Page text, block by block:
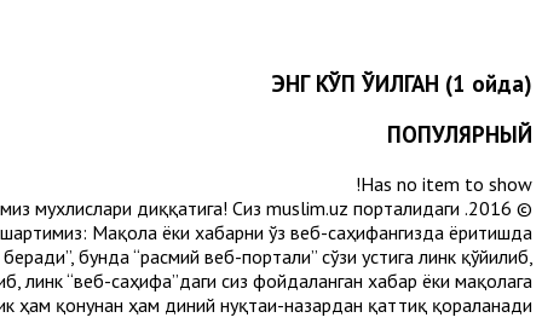
ЭНГ КЎП ЎҚИЛГАН (1 ойда)
ПОПУЛЯРНЫЙ
Has no item to show!
мухлислари диққатига! Сиз muslim.uz порталидаги
Мақола ёки хабарни ўз веб-саҳифангизда ёритишда
бунда “расмий веб-портали” сўзи устига линк қўйилиб,
линк “веб-саҳифа”даги сиз фойдаланган хабар ёки мақолага
ҳам қонунан ҳам диний нуқтаи-назардан қаттиқ қораланади.